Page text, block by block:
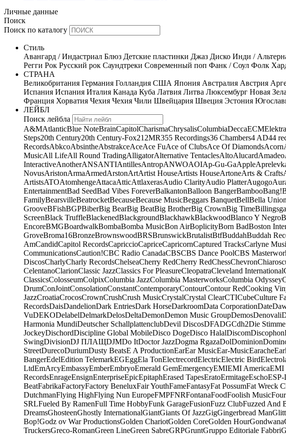
Личные данные
Поиск
Поиск по каталогу
Стиль
Авангард / Индастриал Блюз Детские пластинки Джаз Диско Инди /
Регги Рок Русский рок Саундтреки Современный поп Фанк / Соул Фолк
СТРАНА
Великобритания Германия Голландия США Япония Австралия Австрия
Испания Испания Италия Канада Куба Латвия Литва Люксембург Новая
Франция Хорватия Чехия Чехия Чили Швейцария Швеция Эстония
ЛЕЙБЛ
Поиск лейбла
A&MAtlanticBlue NoteBrainCapitolCharismaChrysalisColumbiaDeccaECMElektra
Steps20th Century20th Century-Fox21 2MR355 Recordings36 Chambers4 AD44
RecordsAbkcoAbsintheAbstrakceAceAce FuAce of ClubsAce Of DiamondsAcorn
MusicAll LifeAll Round TradingAlligatorAlternative TentaclesAltoAlucardAmadeo
InteractiveAnotherANSANTIAntillesAntropANWOAOIAp-Gu-GaApple
NovusAristonArmaArmedArstonArtArtist HouseArtists HouseArtoneArts & Crafts
ArtistsATOAtomhengeAttacaAtticAttlaxerasAudio ClarityAudio PlatterAugogo
EntertainmentBad SeedBad Vibes ForeverBalkantonBalloon BangerBambooBang!
FamilyBearsvilleBeatrocketBecauseBecause MusicBeggars BanquetBellBella Union
GrooveBFishBGPBiberBig BearBig BeatBig BrotherBig CrownBig Time
ScreenBlack TruffleBlackenedBlackgroundBlackhawkBlackwoodBlanco Y Negro
EncoreBMGBoardwalkBombaBomba MusicBon AirBoplicityBorn BadBoston
GroveBroma16BronzeBrownswoodBRSBrunswickBrutalistBtfBuddahBuddah
AmCandidCapitol RecordsCapriccioCapriceCapricornCaptured TracksCarlyne
CommunicationsCaution!CBC Radio CanadaCBSCBS Dance PoolCBS
DiscosCharlyCharly RecordsChelseaCherry RedCherry RedChessChevron
CelentanoClarionClassic JazzClassics For PleasureCleopatraCleveland International
ClassicsColosseumColpixColumbia JazzColumbia MasterworksColumbia Odyssey
DrumConJointConsolationConstantContemporaryContourContour RedCooking
JazzCroatiaCrocosCrownCrushCrush MusicCrystalCrystal ClearCTICubeCulture
RecordsDaisDandelionDark EntriesDark HorseDarkroomData CorporationDate
VuDEKODelabelDelmarkDelosDeltaDemonDemon Music GroupDemosDenovali
Harmonia MundiDeutscher SchallplattenclubDevil DiscosDFADGCdh2Die
JockeyDischordDiscipline Global MobileDisco DogeDisco HalalDiscomDiscophon
SwingDivisionDJ ПЛАЩDJMDo ItDoctor JazzDogma RgazaDolDominion
StreetDurecoDuriumDusty BeatsE A ProductionEarEar MusicEar-MusicEarache
BangerEdelEdition TelemarkEGEggEla TonElectrecordElectricElectric Bird
LtdEmArcyEmbassyEmberEmbryoEmerald GemEmergencyEMIEMI AmericaEMI
RecordsEnrageEnsignEnterpriseEpicEpitaphErased TapesEratoErmitageEscho
BeatFabrikaFactoryFactory BeneluxFair YouthFameFantasyFat PossumFat Wreck
DutchmanFlying HighFlying Nun EuropeFMPFNRFontanaFoodFoolish MusicFour
SRLFueled By RamenFull Time HobbyFunk GarageFusionFuzz ClubFuzzed And
DreamsGhosteenGhostly InternationalGiantGiants Of JazzGigGingerbread Man
Bop!Godz ov War ProductionsGolden ChariotGolden CoreGolden HourGondwana
TruckersGreco-RomanGreen LineGreen SabreGRPGruntGruppo Editoriale Fabbri